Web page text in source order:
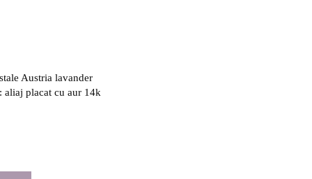
Austria lavander
aliaj placat cu aur 14k